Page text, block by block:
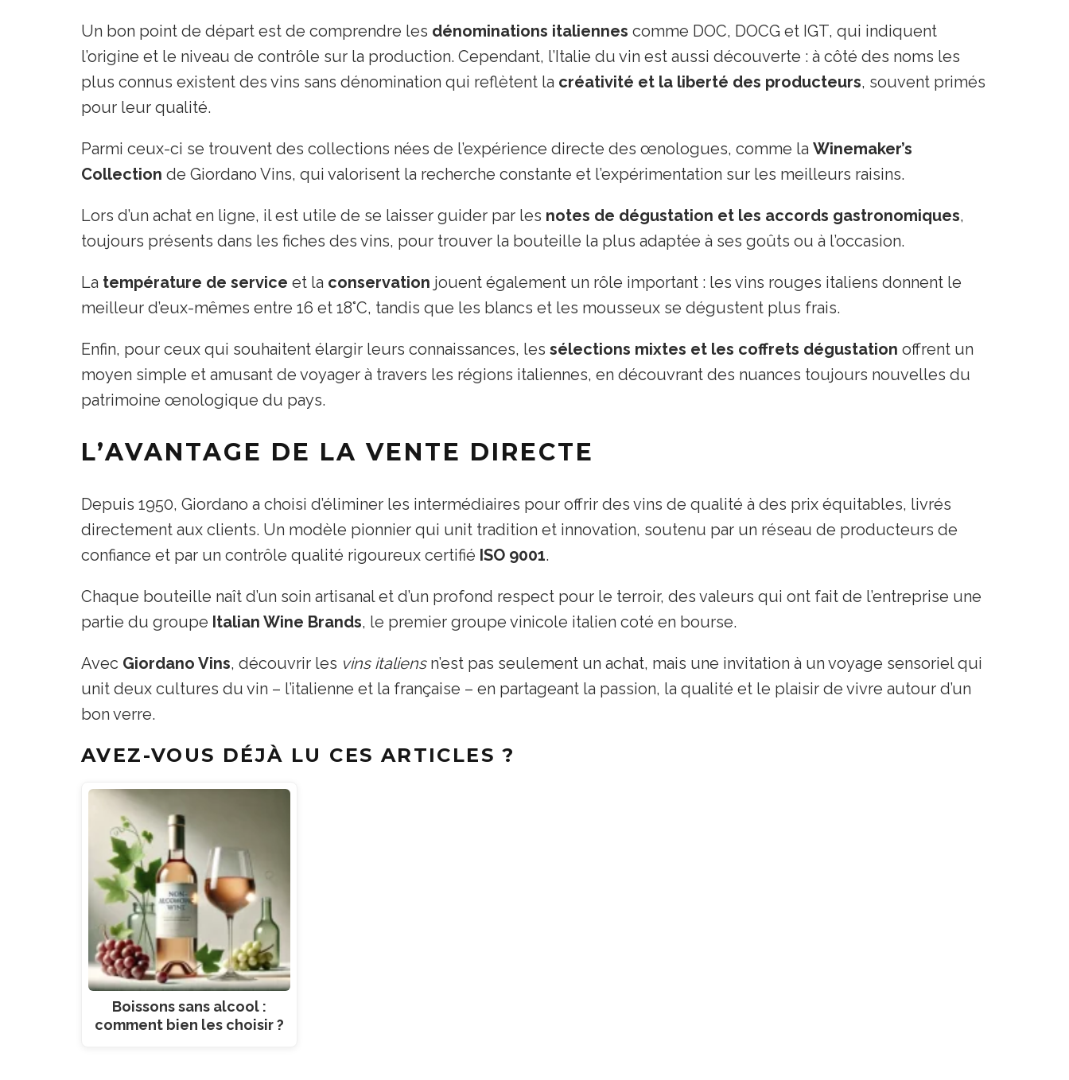
Un bon point de départ est de comprendre les dénominations italiennes comme DOC, DOCG et IGT, qui indiquent
l’origine et le niveau de contrôle sur la production. Cependant, l’Italie du vin est aussi découverte : à côté des noms les
plus connus existent des vins sans dénomination qui reflètent la créativité et la liberté des producteurs, souvent primés
pour leur qualité.
Parmi ceux-ci se trouvent des collections nées de l’expérience directe des œnologues, comme la Winemaker’s
Collection de Giordano Vins, qui valorisent la recherche constante et l’expérimentation sur les meilleurs raisins.
Lors d’un achat en ligne, il est utile de se laisser guider par les notes de dégustation et les accords gastronomiques,
toujours présents dans les fiches des vins, pour trouver la bouteille la plus adaptée à ses goûts ou à l’occasion.
La température de service et la conservation jouent également un rôle important : les vins rouges italiens donnent le
meilleur d’eux-mêmes entre 16 et 18°C, tandis que les blancs et les mousseux se dégustent plus frais.
Enfin, pour ceux qui souhaitent élargir leurs connaissances, les sélections mixtes et les coffrets dégustation offrent un
moyen simple et amusant de voyager à travers les régions italiennes, en découvrant des nuances toujours nouvelles du
patrimoine œnologique du pays.
L’AVANTAGE DE LA VENTE DIRECTE
Depuis 1950, Giordano a choisi d’éliminer les intermédiaires pour offrir des vins de qualité à des prix équitables, livrés
directement aux clients. Un modèle pionnier qui unit tradition et innovation, soutenu par un réseau de producteurs de
confiance et par un contrôle qualité rigoureux certifié ISO 9001.
Chaque bouteille naît d’un soin artisanal et d’un profond respect pour le terroir, des valeurs qui ont fait de l’entreprise une
partie du groupe Italian Wine Brands, le premier groupe vinicole italien coté en bourse.
Avec Giordano Vins, découvrir les vins italiensn’est pas seulement un achat, mais une invitation à un voyage sensoriel qui
unit deux cultures du vin – l’italienne et la française – en partageant la passion, la qualité et le plaisir de vivre autour d’un
bon verre.
AVEZ-VOUS DÉJÀ LU CES ARTICLES ?
Boissons sans alcool :
comment bien les choisir ?